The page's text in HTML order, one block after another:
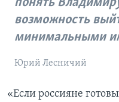
возможность
минимальными
Юрий Лесничий
«Если россияне